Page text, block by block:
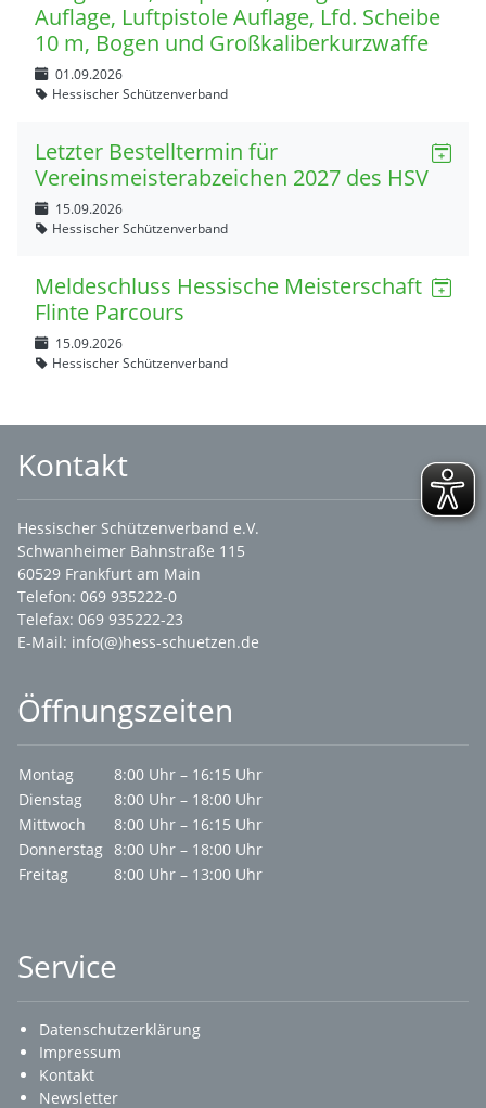
Auflage, Luftpistole Auflage, Lfd. Scheibe
10 m, Bogen und Großkaliberkurzwaffe
01.09.2026
Hessischer Schützenverband
Letzter Bestelltermin für
Vereinsmeisterabzeichen 2027 des HSV
15.09.2026
Hessischer Schützenverband
Meldeschluss Hessische Meisterschaft
Flinte Parcours
15.09.2026
Hessischer Schützenverband
Kontakt
Hessischer Schützenverband e.V.
Schwanheimer Bahnstraße 115
60529 Frankfurt am Main
Telefon: 069 935222-0
Telefax: 069 935222-23
E-Mail: info(@)hess-schuetzen.de
Öffnungszeiten
Montag
8:00 Uhr – 16:15 Uhr
Dienstag
8:00 Uhr – 18:00 Uhr
Mittwoch
8:00 Uhr – 16:15 Uhr
Donnerstag 8:00 Uhr – 18:00 Uhr
Freitag
8:00 Uhr – 13:00 Uhr
Service
Datenschutzerklärung
Impressum
Kontakt
Newsletter